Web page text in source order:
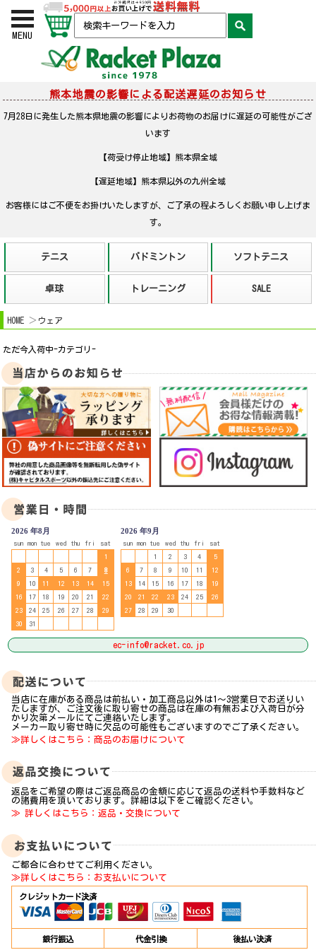
MENU
熊本地震の影響による配送遅延のお知らせ
7月28日に発生した熊本県地震の影響によりお荷物のお届けに遅延の可能性がござ
います
【荷受け停止地域】熊本県全域
【遅延地域】熊本県以外の九州全域
お客様にはご不便をお掛けいたしますが、ご了承の程よろしくお願い申し上げま
す。
HOME ウェア
ただ今入荷中-カテゴリ-
2026 年8月
sun mon tue wed thu fri
sat
1
2
3 4 5 6 7
8
9
10 11 12 13 14
15
16
17 18 19 20 21
22
23
24 25 26 27 28
29
30
31
2026 年9月
sun mon tue wed thu fri
sat
1
2 3 4
5
6
7 8 9 10 11
12
13
14 15 16 17 18
19
20
21 22 23 24 25
26
27
28 29 30
ec-info@racket.co.jp
当店に在庫がある商品は前払い・加工商品以外は1～3営業日でお送りい
たしますが、ご注文後に取り寄せの商品は在庫の有無および入荷日が分
かり次第メールにてご連絡いたします。
メーカー取り寄せ時に欠品の可能性もございますのでご了承ください。
≫詳しくはこちら：商品のお届けについて
返品をご希望の際はご返品商品の金額に応じて返品の送料や手数料など
の諸費用を頂いております。詳細は以下をご確認ください。
≫ 詳しくはこちら：返品・交換について
ご都合に合わせてご利用ください。
≫詳しくはこちら：お支払いについて
クレジットカード決済
銀行振込 代金引換 後払い決済